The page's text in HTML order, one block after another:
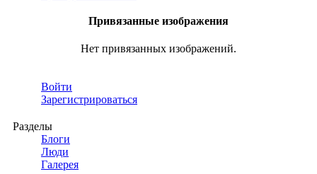
Привязанные изображения
Нет привязанных изображений.
Войти
Зарегистрироваться
Разделы
Блоги
Люди
Галерея